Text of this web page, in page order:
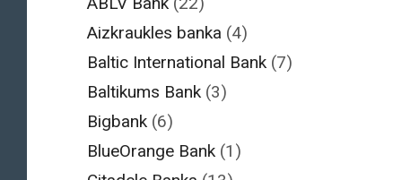
Aizkraukles banka (4)
Baltic International Bank (7)
Baltikums Bank (3)
Bigbank (6)
BlueOrange Bank (1)